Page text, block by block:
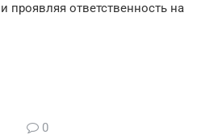
проявляя ответственность на
0